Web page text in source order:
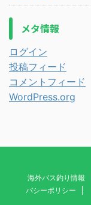
メタ情報
ログイン
投稿フィード
コメントフィード
WordPress.org
海外バス釣り情報
バシーポリシー